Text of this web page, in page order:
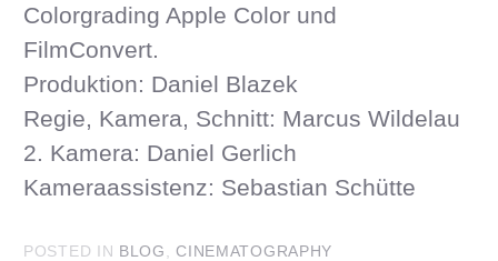
Colorgrading Apple Color und
FilmConvert.
Produktion: Daniel Blazek
Regie, Kamera, Schnitt: Marcus Wildelau
2. Kamera: Daniel Gerlich
Kameraassistenz: Sebastian Schütte
POSTED IN BLOG ,CINEMATOGRAPHY